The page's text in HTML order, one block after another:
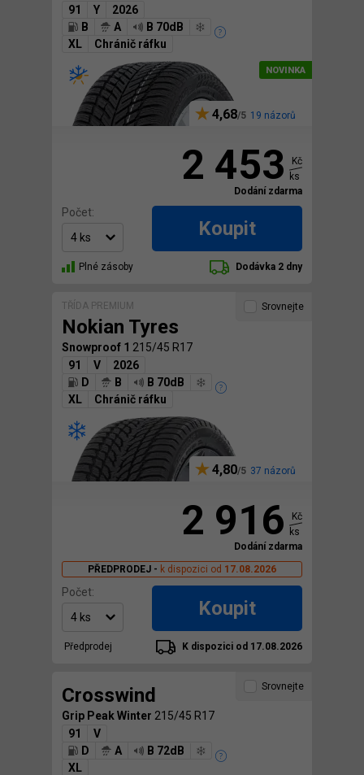
91
Y
2026
B
A
B 70dB
XL
Chránič ráfku
4,68 19 názorů
2 453
Kč
ks
Dodání zdarma
Počet:
Koupit
Plné zásoby Dodávka 2 dny
TŘÍDA PREMIUM
Nokian Tyres
Snowproof 1 215/45 R17
91
V
2026
D
B
B 70dB
XL
Chránič ráfku
4,80 37 názorů
Srovnejte
2 916
Kč
ks
Dodání zdarma
PŘEDPRODEJ - k dispozici od 17.08.2026
Počet:
Koupit
Předprodej K dispozici od 17.08.2026
Crosswind
Grip Peak Winter 215/45 R17
91
V
D
A
B 72dB
XL
Srovnejte